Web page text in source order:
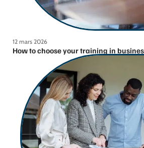
12 mars 2026
How to choose your training in